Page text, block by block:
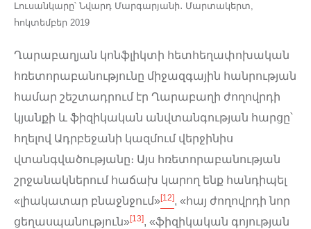
Լուսանկարը՝ Նվարդ Մարգարյանի․ Մարտակերտ,
հոկտեմբեր 2019
Ղարաբաղյան կոնֆլիկտի հետհեղափոխական
հռետորաբանությունը միջազգային հանրության
համար շեշտադրում էր Ղարաբաղի ժողովրդի
կյանքի և ֆիզիկական անվտանգության հարցը՝
հղելով Ադրբեջանի կազմում վերջինիս
վտանգվածությանը։ Այս հռետորաբանության
շրջանակներում հաճախ կարող ենք հանդիպել
«լիակատար բնաջնջում»[12], «հայ ժողովրդի նոր
ցեղասպանություն»[13], «ֆիզիկական գոյության